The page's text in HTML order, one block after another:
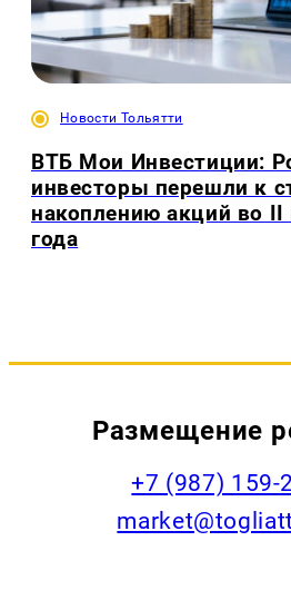
Новости Тольятти
ВТБ Мои Инвестиции:
инвесторы перешли к
накоплению акций во II
года
Размещение
+7 (987) 159-